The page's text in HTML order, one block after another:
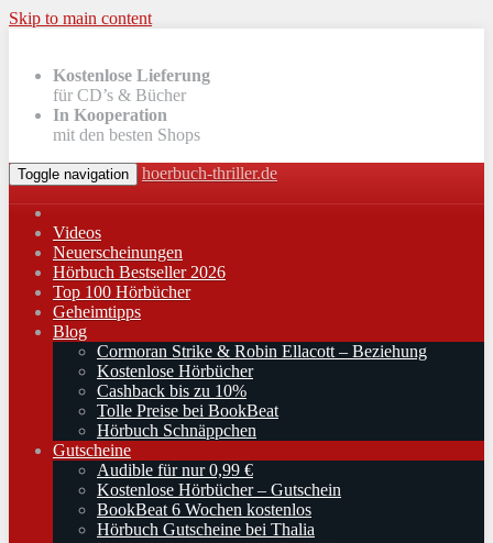
Skip to main content
Kostenlose Lieferung
für CD’s & Bücher
In Kooperation
mit den besten Shops
Toggle navigation hoerbuch-thriller.de
Videos
Neuerscheinungen
Hörbuch Bestseller 2026
Top 100 Hörbücher
Geheimtipps
Blog
Cormoran Strike & Robin Ellacott – Beziehung
Kostenlose Hörbücher
Cashback bis zu 10%
Tolle Preise bei BookBeat
Hörbuch Schnäppchen
Gutscheine
Audible für nur 0,99 €
Kostenlose Hörbücher – Gutschein
BookBeat 6 Wochen kostenlos
Hörbuch Gutscheine bei Thalia